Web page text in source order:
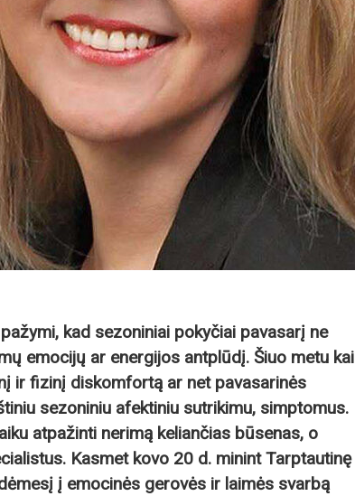
kad sezoniniai pokyčiai pavasarį ne
emocijų ar energijos antplūdį. Šiuo metu kai
ir fizinį diskomfortą ar net pavasarinės
sezoniniu afektiniu sutrikimu, simptomus.
atpažinti nerimą keliančias būsenas, o
Kasmet kovo 20 d. minint Tarptautinę
į emocinės gerovės ir laimės svarbą